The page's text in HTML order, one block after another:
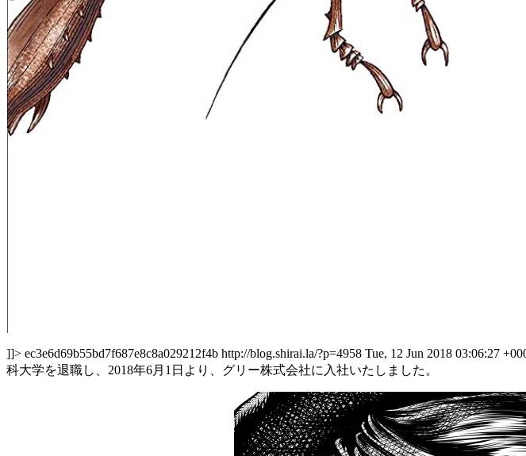
]]> ec3e6d69b55bd7f687e8c8a029212f4b http://blog.shirai.la/?p=4958 Tue, 12 Jun 2018 03:06:27
科大学を退職し、2018年6月1日より、グリー株式会社に入社いたしました。